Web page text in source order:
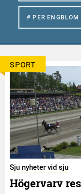
# PER ENGBLOM
SPORT
Sju nyheter vid sju
Högervarv